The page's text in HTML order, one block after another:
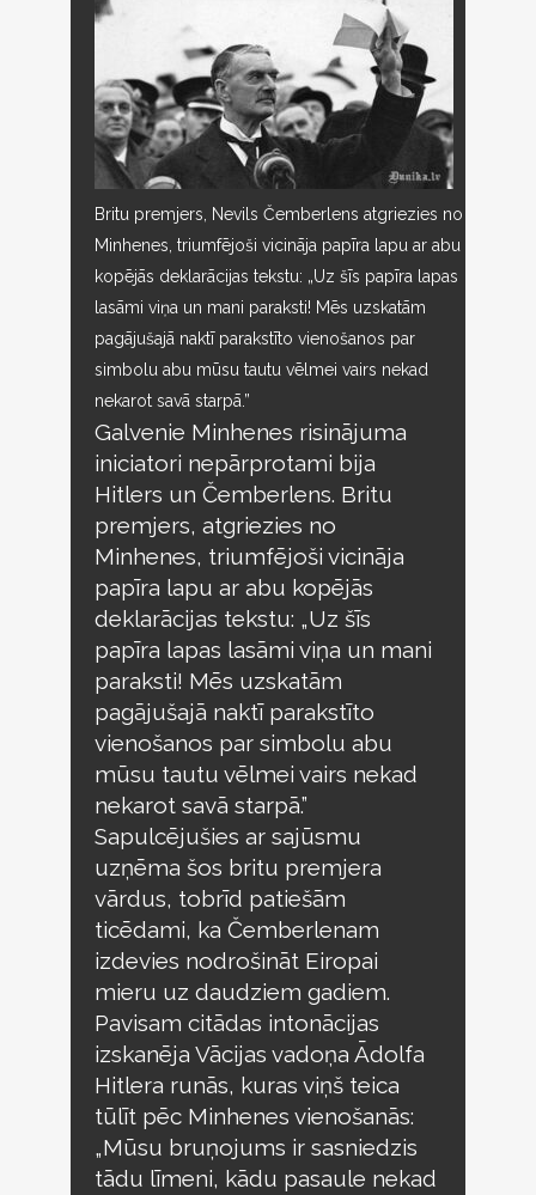
Britu premjers, Nevils Čemberlens atgriezies no
Minhenes, triumfējoši vicināja papīra lapu ar abu
kopējās deklarācijas tekstu: „Uz šīs papīra lapas
lasāmi viņa un mani paraksti! Mēs uzskatām
pagājušajā naktī parakstīto vienošanos par
simbolu abu mūsu tautu vēlmei vairs nekad
nekarot savā starpā.”
Galvenie Minhenes risinājuma
iniciatori nepārprotami bija
Hitlers un Čemberlens. Britu
premjers, atgriezies no
Minhenes, triumfējoši vicināja
papīra lapu ar abu kopējās
deklarācijas tekstu: „Uz šīs
papīra lapas lasāmi viņa un mani
paraksti! Mēs uzskatām
pagājušajā naktī parakstīto
vienošanos par simbolu abu
mūsu tautu vēlmei vairs nekad
nekarot savā starpā.”
Sapulcējušies ar sajūsmu
uzņēma šos britu premjera
vārdus, tobrīd patiešām
ticēdami, ka Čemberlenam
izdevies nodrošināt Eiropai
mieru uz daudziem gadiem.
Pavisam citādas intonācijas
izskanēja Vācijas vadoņa Ādolfa
Hitlera runās, kuras viņš teica
tūlīt pēc Minhenes vienošanās:
„Mūsu bruņojums ir sasniedzis
tādu līmeni, kādu pasaule nekad